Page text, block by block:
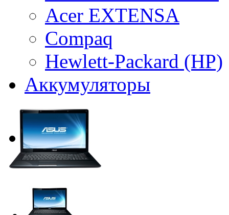
Acer EXTENSA
Compaq
Hewlett-Packard (HP)
Аккумуляторы